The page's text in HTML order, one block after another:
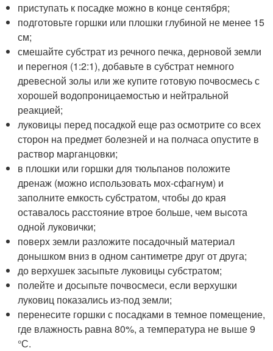
приступать к посадке можно в конце сентября;
подготовьте горшки или плошки глубиной не менее 15
см;
смешайте субстрат из речного печка, дерновой земли
и перегноя (1:2:1), добавьте в субстрат немного
древесной золы или же купите готовую почвосмесь с
хорошей водопроницаемостью и нейтральной
реакцией;
луковицы перед посадкой еще раз осмотрите со всех
сторон на предмет болезней и на полчаса опустите в
раствор марганцовки;
в плошки или горшки для тюльпанов положите
дренаж (можно использовать мох-сфагнум) и
заполните емкость субстратом, чтобы до края
оставалось расстояние втрое больше, чем высота
одной луковички;
поверх земли разложите посадочный материал
донышком вниз в одном сантиметре друг от друга;
до верхушек засыпьте луковицы субстратом;
полейте и досыпьте почвосмеси, если верхушки
луковиц показались из-под земли;
перенесите горшки с посадками в темное помещение,
где влажность равна 80%, а температура не выше 9
°С.